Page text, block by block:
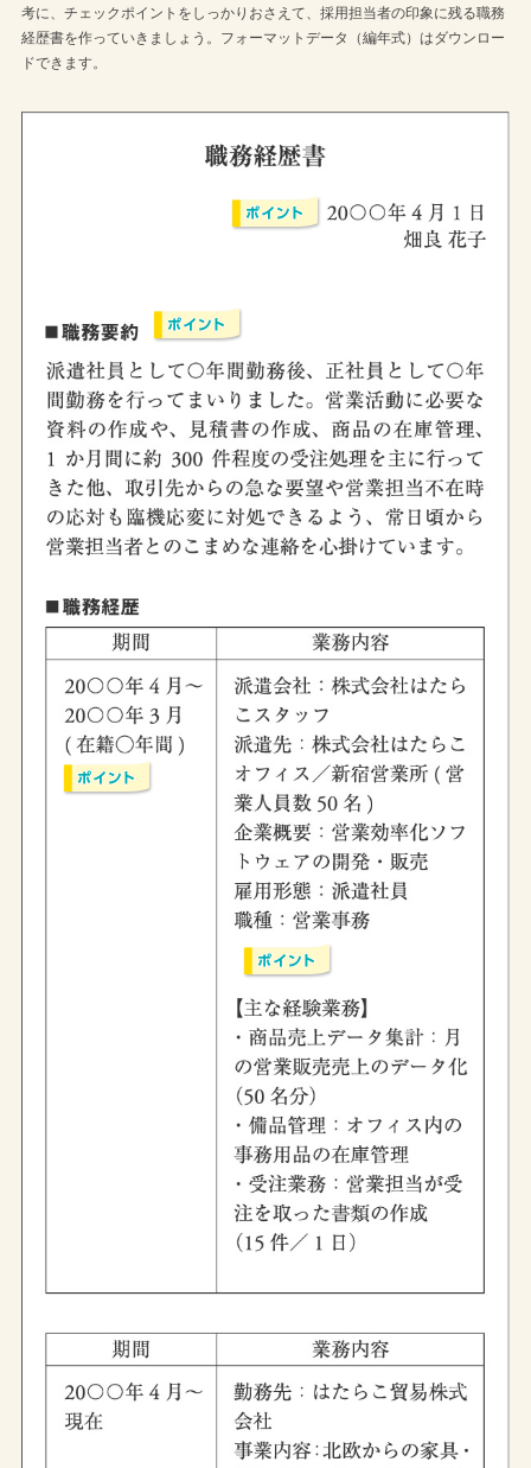
考に、チェックポイントをしっかりおさえて、採用担当者の印象に残る職務
経歴書を作っていきましょう。フォーマットデータ（編年式）はダウンロー
ドできます。